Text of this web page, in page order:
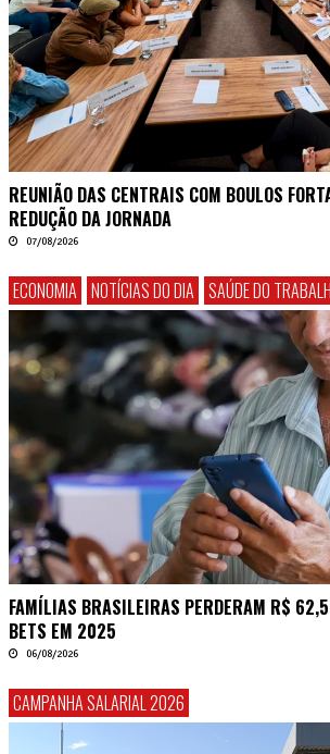
REUNIÃO DAS CENTRAIS COM BOULOS
REDUÇÃO DA JORNADA
07/08/2026
ECONOMIA NOTÍCIAS DO DIA SAÚDE DO
FAMÍLIAS BRASILEIRAS PERDERAM R$
BETS EM 2025
06/08/2026
CAMPANHA SALARIAL 2026